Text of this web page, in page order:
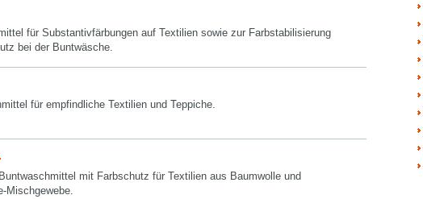
für Substantivfärbungen auf Textilien sowie zur Farbstabilisierung
bei der Buntwäsche.
für empfindliche Textilien und Teppiche.
mit Farbschutz für Textilien aus Baumwolle und
Mischgewebe.
select language